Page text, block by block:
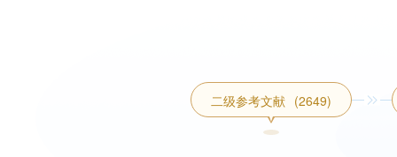
二级参考文献 (2649)